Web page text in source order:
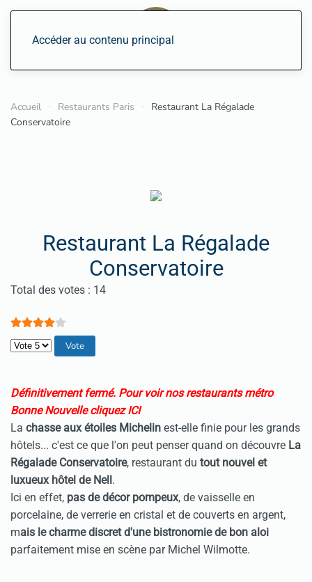
Accéder au contenu principal
Accueil Restaurants Paris
Restaurant La Régalade
Conservatoire
Restaurant La Régalade
Conservatoire
Vote utilisateur:4/
Total des votes : 14
Veuillez voter
Définitivement fermé. Pour voir nos restaurants métro
Bonne Nouvelle cliquez ICI
La chasse aux étoiles Michelin est-elle finie pour les grands
hôtels... c'est ce que l'on peut penser quand on découvre La
Régalade Conservatoire, restaurant du tout nouvel et
luxueux hôtel de Nell.
Ici en effet, pas de décor pompeux, de vaisselle en
porcelaine, de verrerie en cristal et de couverts en argent,
mais le charme discret d'une bistronomie de bon aloi
parfaitement mise en scène par Michel Wilmotte.